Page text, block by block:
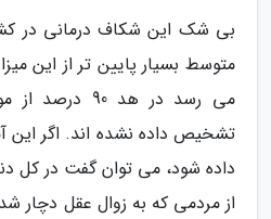
بی شک این شکاف درمانی در
متوسط بسیار پایین تر از این
می رسد در هد
تشخیص داده نشده اند. اگر این
داده شود، می توان گفت در کل
از مردمی که به زوال عقل دچار